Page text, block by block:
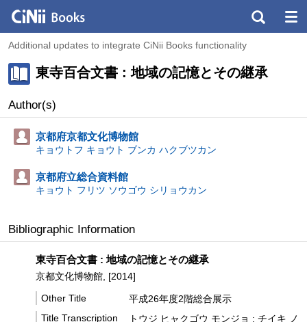
Additional updates to integrate CiNii Books functionality
東寺百合文書 : 地域の記憶とその継承
Author(s)
京都府京都文化博物館
キョウトフ キョウト ブンカ ハクブツカン
京都府立総合資料館
キョウト フリツ ソウゴウ シリョウカン
Bibliographic Information
東寺百合文書 : 地域の記憶とその継承
京都文化博物館, [2014]
Other Title
平成26年度2階総合展示
Title Transcription
トウジ ヒャクゴウ モンジョ : チイキ ノ